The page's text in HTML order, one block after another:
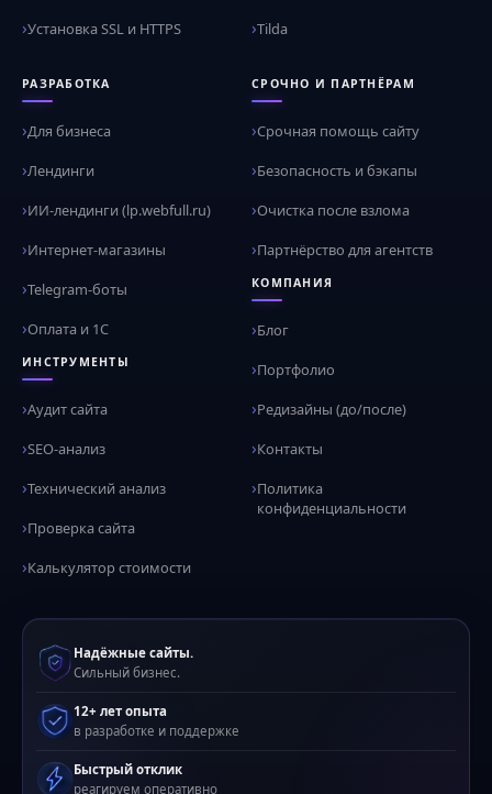
Установка SSL и HTTPS
Tilda
РАЗРАБОТКА
Для бизнеса
Лендинги
ИИ-лендинги (lp.webfull.ru)
Интернет-магазины
Telegram-боты
Оплата и 1С
ИНСТРУМЕНТЫ
Аудит сайта
SEO-анализ
Технический анализ
Проверка сайта
Калькулятор стоимости
СРОЧНО И ПАРТНЁРАМ
Срочная помощь сайту
Безопасность и бэкапы
Очистка после взлома
Партнёрство для агентств
КОМПАНИЯ
Блог
Портфолио
Редизайны (до/после)
Контакты
Политика
конфиденциальности
Надёжные сайты.
Сильный бизнес.
12+ лет опыта
в разработке и поддержке
Быстрый отклик
реагируем оперативно